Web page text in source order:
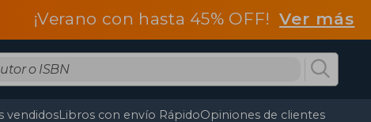
¡Verano con hasta 45% OFF!Ver más
vendidosLibros con envío RápidoOpiniones de clientes